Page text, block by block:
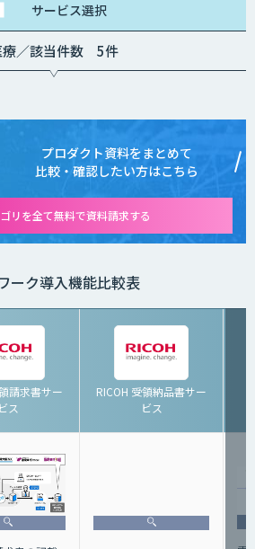
サービス選択
療／該当件数 5件
プロダクト資料をまとめて
比較・確認したい方はこちら
リを全て無料で資料請求する
ーク導入機能比較表
請求書サー
ビス
RICOH 受領納品書サー
ビス